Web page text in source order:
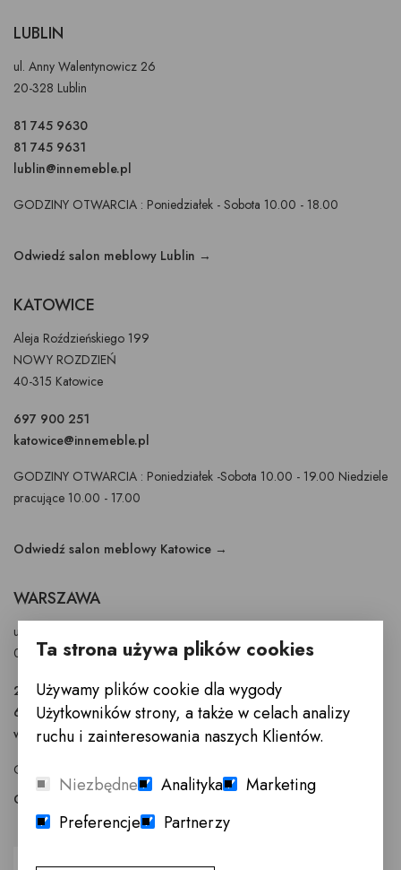
LUBLIN
ul. Anny Walentynowicz 26
20-328 Lublin
81 745 9630
81 745 9631
lublin@innemeble.pl
GODZINY OTWARCIA : Poniedziałek - Sobota 10.00 - 18.00
Odwiedź salon meblowy Lublin →
KATOWICE
Aleja Roździeńskiego 199
NOWY ROZDZIEŃ
40-315 Katowice
697 900 251
katowice@innemeble.pl
GODZINY OTWARCIA : Poniedziałek -Sobota 10.00 - 19.00 Niedziele
pracujące 10.00 - 17.00
Odwiedź salon meblowy Katowice →
WARSZAWA
ul. Puławska 326 - budynek Enel-Med
02-819 Warszawa
22 855 40 97
601 777 299
warszawa@innemeble.pl
GODZINY OTWARCIA : Poniedziałek -Sobota 10.00 - 18.00
Odwiedź salon meblowy Warszawa →
Ta strona używa plików cookies
Używamy plików cookie dla wygody
Użytkowników strony, a także w celach analizy
ruchu i zainteresowania naszych Klientów.
Niezbędne Analityka
Marketing
Preferencje
Partnerzy